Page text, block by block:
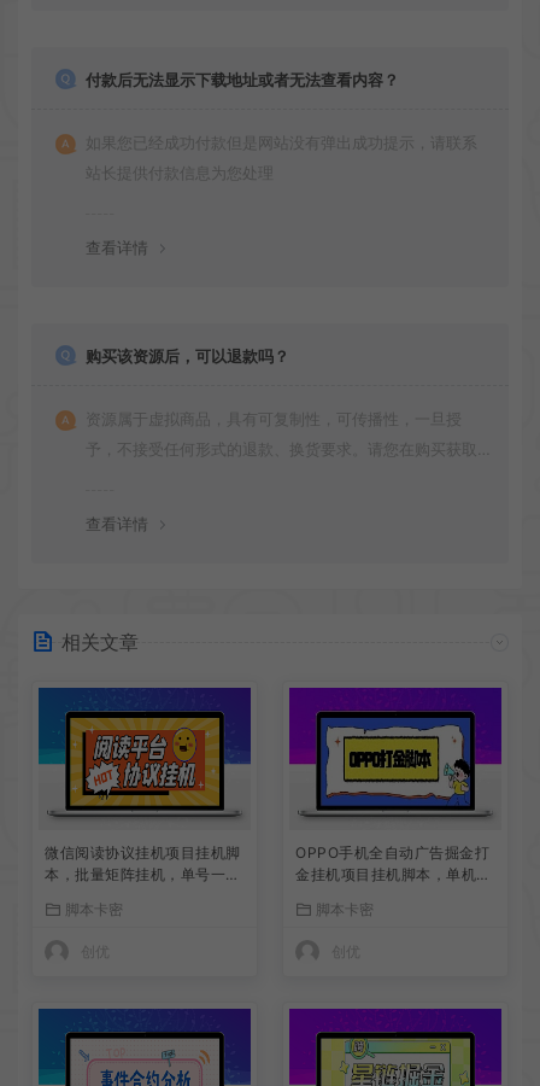
付款后无法显示下载地址或者无法查看内容？
如果您已经成功付款但是网站没有弹出成功提示，请联系
站长提供付款信息为您处理
查看详情
购买该资源后，可以退款吗？
资源属于虚拟商品，具有可复制性，可传播性，一旦授
予，不接受任何形式的退款、换货要求。请您在购买获取
查看详情
相关文章
微信阅读协议挂机项目挂机脚
本，批量矩阵挂机，单号一天
脚本卡密
OPPO手机全自动广告掘金打
金挂机项目挂机脚本，单机一
脚本卡密